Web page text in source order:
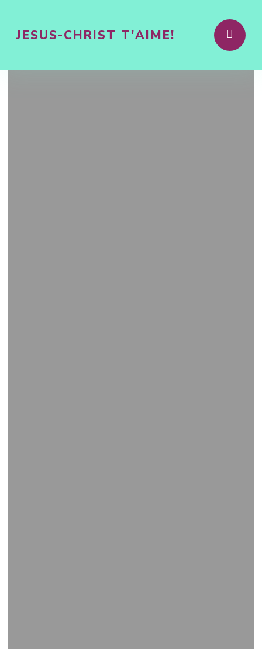
JESUS-CHRIST T'AIME!